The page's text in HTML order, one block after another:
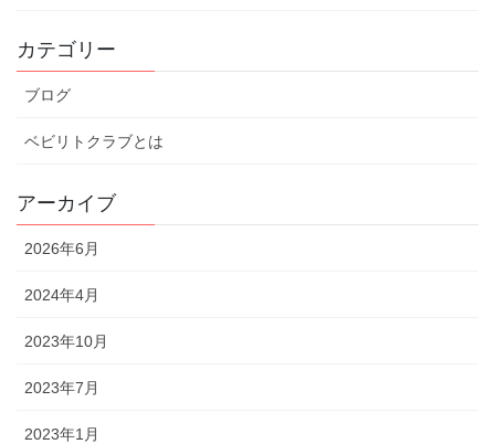
カテゴリー
ブログ
ベビリトクラブとは
アーカイブ
2026年6月
2024年4月
2023年10月
2023年7月
2023年1月